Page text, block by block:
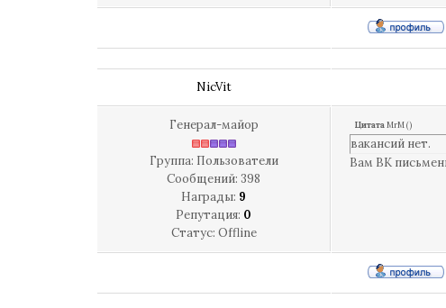
NicVit
Генерал-майор
Группа: Пользователи
Сообщений: 398
Награды: 9
Репутация: 0
Статус: Offline
ЦитатаMrM()
вакансий нет.
Вам ВК